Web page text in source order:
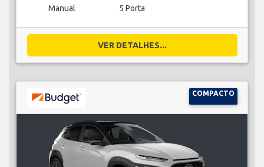
Manual 5 Porta
VER DETALHES...
COMPACTO